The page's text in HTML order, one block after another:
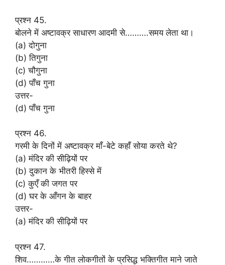
प्रश्न 45.
बोलने में अष्टावक्र साधारण आदमी से……….समय लेता था।
(a) दोगुना
(b) तिगुना
(c) चौगुना
(d) पाँच गुना
उत्तर-
(d) पाँच गुना
प्रश्न 46.
गरमी के दिनों में अष्टावक्र माँ-बेटे कहाँ सोया करते थे?
(a) मंदिर की सीढ़ियों पर
(b) दुकान के भीतरी हिस्से में
(c) कुएँ की जगत पर
(d) घर के आँगन के बाहर
उत्तर-
(a) मंदिर की सीढ़ियों पर
प्रश्न 47.
शिव…………के गीत लोकगीतों के प्रसिद्ध भक्तिगीत माने जाते